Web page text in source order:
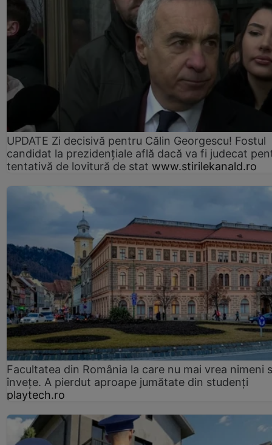
UPDATE Zi decisivă pentru Călin Georgescu! Fostul
candidat la prezidențiale află dacă va fi judecat
tentativă de lovitură de stat www.stirilekanald.ro
Facultatea din România la care nu mai vrea nimeni
înveţe. A pierdut aproape jumătate din studenţi
playtech.ro